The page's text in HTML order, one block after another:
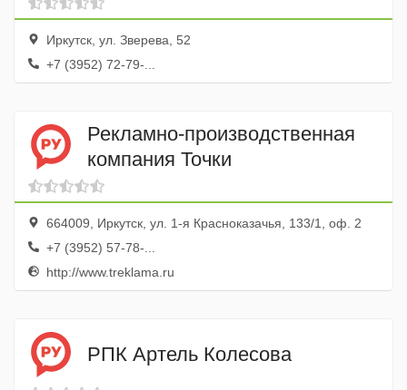
Иркутск, ул. Зверева, 52
+7 (3952) 72-79-...
Рекламно-производственная
компания Точки
664009, Иркутск, ул. 1-я Красноказачья, 133/1, оф. 2
+7 (3952) 57-78-...
http://www.treklama.ru
РПК Артель Колесова